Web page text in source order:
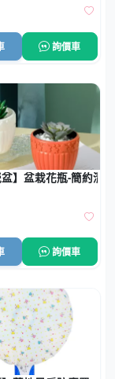
詢價車
盆】盆栽花瓶-簡約清
詢價車